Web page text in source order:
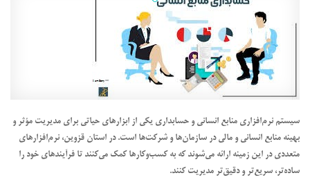
سیستم نرم‌افزاری منابع انسانی و حسابداری یکی از ابزارهای حیاتی برای مدیریت مؤثر و
بهینه منابع انسانی و مالی در سازمان‌ها و شرکت‌ها است. در استان قزوین، نرم‌افزارهای
متعددی در این زمینه ارائه می‌شوند که به کسب‌وکارها کمک می‌کنند تا فرآیندهای خود را
ساده‌تر، سریع‌تر و دقیق‌تر مدیریت کنند.